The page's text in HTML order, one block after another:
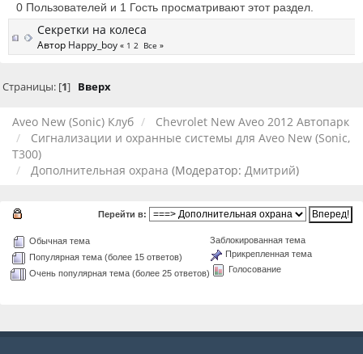
0 Пользователей и 1 Гость просматривают этот раздел.
Секретки на колеса
Автор Happy_boy « 1 2 Все »
Страницы: [1] Вверх
Aveo New (Sonic) Клуб
Chevrolet New Aveo 2012 Автопарк
Сигнализации и охранные системы для Aveo New (Sonic,
T300)
Дополнительная охрана (Модератор: Дмитрий)
Перейти в:
Обычная тема
Популярная тема (более 15 ответов)
Очень популярная тема (более 25 ответов)
Заблокированная тема
Прикрепленная тема
Голосование